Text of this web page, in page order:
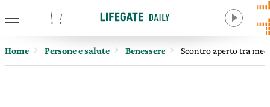
Home Persone e salute Benessere Scontro aperto tra